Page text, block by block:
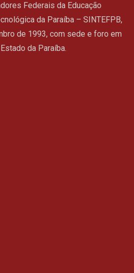
Federais da Educação
da Paraíba – SINTEFPB,
de 1993, com sede e foro em
da Paraíba.